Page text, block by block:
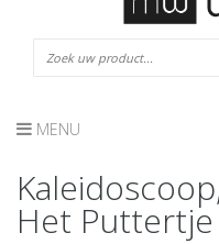
MENU
Het Puttertje